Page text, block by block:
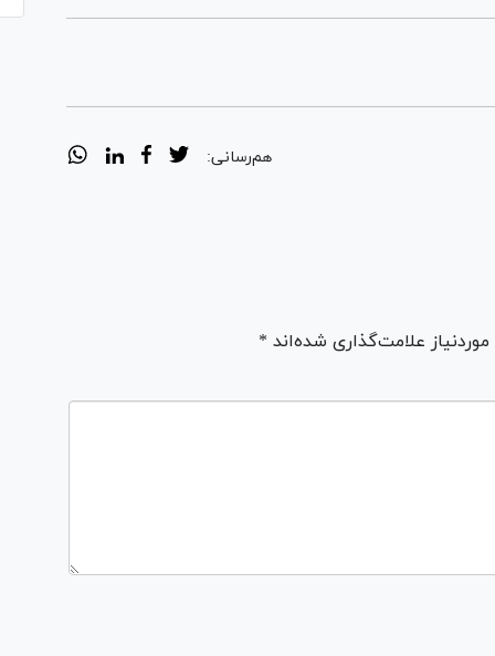
هم‌رسانی:
علامت‌گذاری شده‌اند *